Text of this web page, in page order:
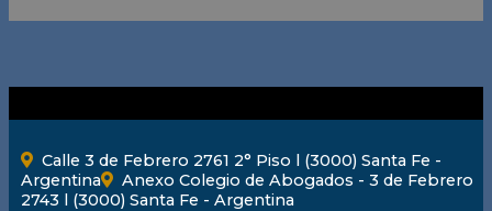
Calle 3 de Febrero 2761 2° Piso l (3000) Santa Fe -
Argentina
Anexo Colegio de Abogados - 3 de Febrero
2743 l (3000) Santa Fe - Argentina